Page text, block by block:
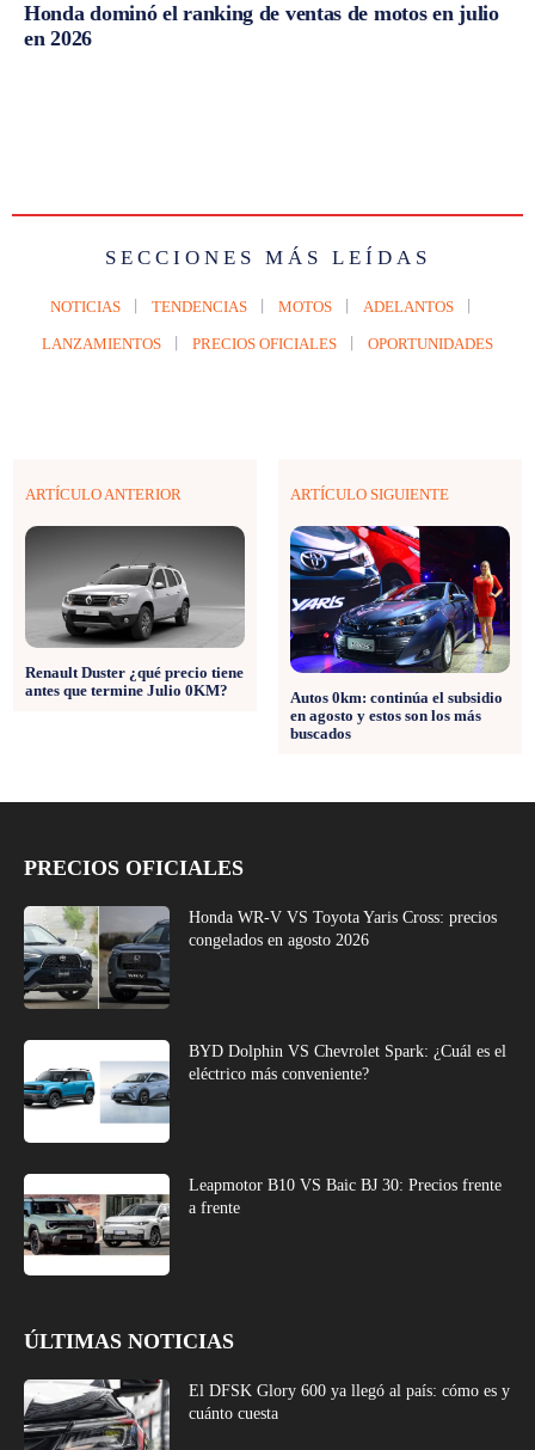
Honda dominó el ranking de ventas de motos en julio
en 2026
SECCIONES MÁS LEÍDAS
NOTICIAS TENDENCIAS MOTOS ADELANTOS
LANZAMIENTOS PRECIOS OFICIALES OPORTUNIDADES
ARTÍCULO ANTERIOR
Renault Duster ¿qué precio tiene
antes que termine Julio 0KM?
ARTÍCULO SIGUIENTE
Autos 0km: continúa el subsidio
en agosto y estos son los más
buscados
PRECIOS OFICIALES
Honda WR-V VS Toyota Yaris Cross: precios
congelados en agosto 2026
BYD Dolphin VS Chevrolet Spark: ¿Cuál es el
eléctrico más conveniente?
Leapmotor B10 VS Baic BJ 30: Precios frente
a frente
ÚLTIMAS NOTICIAS
El DFSK Glory 600 ya llegó al país: cómo es y
cuánto cuesta